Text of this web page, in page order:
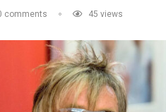
comments 45 views